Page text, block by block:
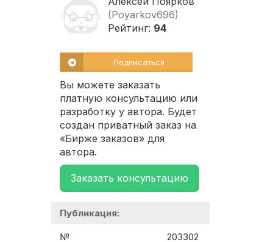
(Poyarkov696)
Рейтинг: 94
Подписаться
Вы можете заказать
платную консультацию или
разработку у автора. Будет
создан приватный заказ на
«Бирже заказов» для
автора.
Заказать консультацию
Публикация:
№ 203302